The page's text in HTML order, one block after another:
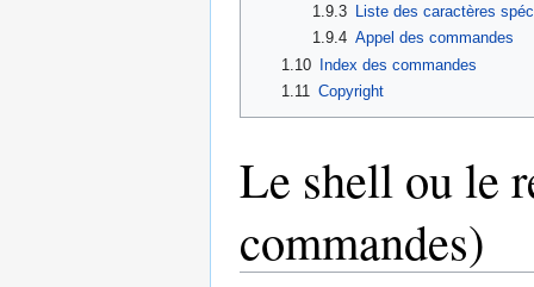
1.9.3
Liste des caractères
1.9.4 Appel des commandes
1.10 Index des commandes
1.11
Copyright
Le shell ou le
commandes)